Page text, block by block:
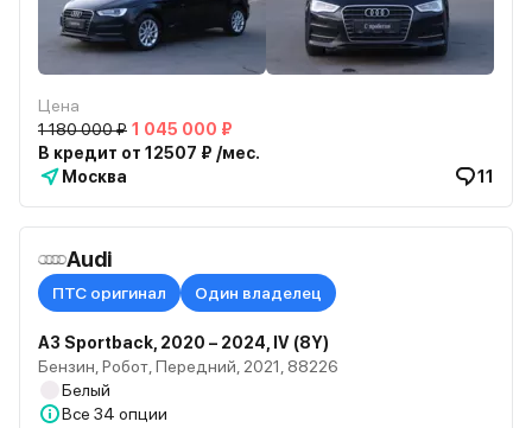
Цена
1 180 000 ₽ 1 045 000 ₽
В кредит от 12507 ₽ /мес.
Москва
11
Audi
ПТС оригинал Один владелец
A3 Sportback, 2020 – 2024, IV (8Y)
Бензин, Робот, Передний, 2021, 88226
Белый
Все 34 опции